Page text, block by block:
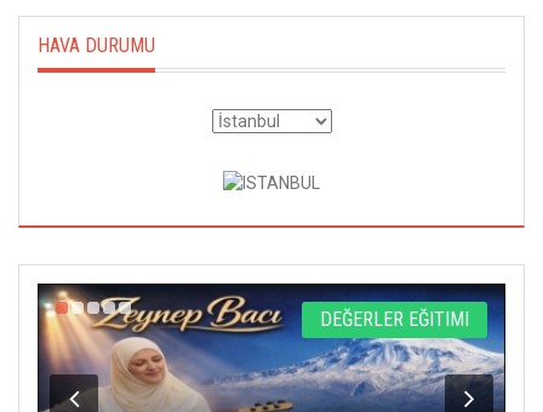
HAVA DURUMU
DEĞERLER EĞITIMI